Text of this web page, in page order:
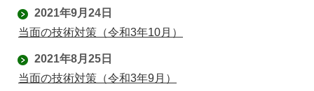
2021年9月24日
当面の技術対策（令和3年10月）
2021年8月25日
当面の技術対策（令和3年9月）